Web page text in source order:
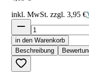
inkl. MwSt. zzgl. 3,95 €
in den Warenkorb
Beschreibung